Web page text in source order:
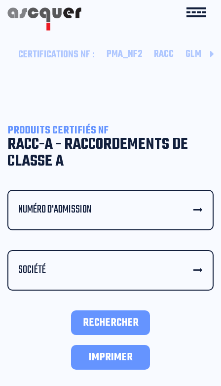
CERTIFICATIONS NF : PMA_NF2 RACC GLM
PRODUITS CERTIFIÉS NF
RACC-A - RACCORDEMENTS DE
CLASSE A
NUMÉRO D'ADMISSION
SOCIÉTÉ
RECHERCHER
IMPRIMER